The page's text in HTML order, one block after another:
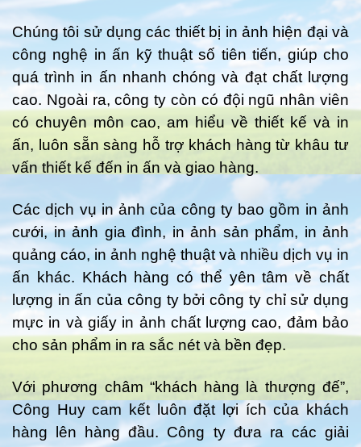
Chúng tôi sử dụng các thiết bị in ảnh hiện đại và
công nghệ in ấn kỹ thuật số tiên tiến, giúp cho
quá trình in ấn nhanh chóng và đạt chất lượng
cao. Ngoài ra, công ty còn có đội ngũ nhân viên
có chuyên môn cao, am hiểu về thiết kế và in
ấn, luôn sẵn sàng hỗ trợ khách hàng từ khâu tư
vấn thiết kế đến in ấn và giao hàng.
Các dịch vụ in ảnh của công ty bao gồm in ảnh
cưới, in ảnh gia đình, in ảnh sản phẩm, in ảnh
quảng cáo, in ảnh nghệ thuật và nhiều dịch vụ in
ấn khác. Khách hàng có thể yên tâm về chất
lượng in ấn của công ty bởi công ty chỉ sử dụng
mực in và giấy in ảnh chất lượng cao, đảm bảo
cho sản phẩm in ra sắc nét và bền đẹp.
Với phương châm “khách hàng là thượng đế”,
Công Huy cam kết luôn đặt lợi ích của khách
hàng lên hàng đầu. Công ty đưa ra các giải